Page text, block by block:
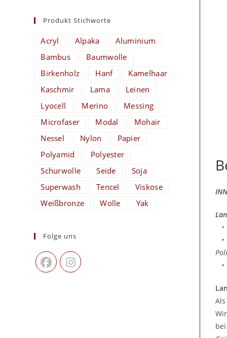
•
•
•
Produkt Stichworte
Acryl Alpaka
Aluminium
Bambus
Baumwolle
Birkenholz
Hanf
Kamelhaar
Kaschmir
Lama
Leinen
Lyocell
Merino
Messing
Microfaser
Modal
Mohair
Nessel
Nylon
Papier
Polyamid
Polyester
Schurwolle
Seide
Soja
Superwash
Tencel
Viskose
Weißbronze
Wolle Yak
Folge uns